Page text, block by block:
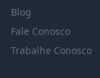
Blog
Fale Conosco
Trabalhe Conosco